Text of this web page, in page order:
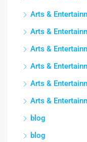
Arts &
Arts &
Arts &
Arts &
Arts &
Arts &
blog
blog